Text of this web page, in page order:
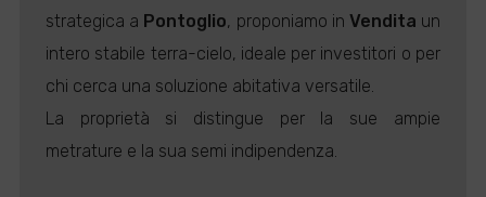
strategica a Pontoglio, proponiamo in Vendita un
intero stabile terra-cielo, ideale per investitori o per
chi cerca una soluzione abitativa versatile.
La proprietà si distingue per la sue ampie
metrature e la sua semi indipendenza.